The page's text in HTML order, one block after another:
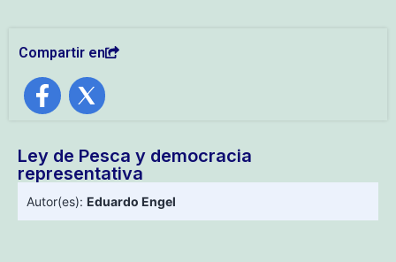
Compartir en
Ley de Pesca y democracia
representativa
Autor(es): Eduardo Engel